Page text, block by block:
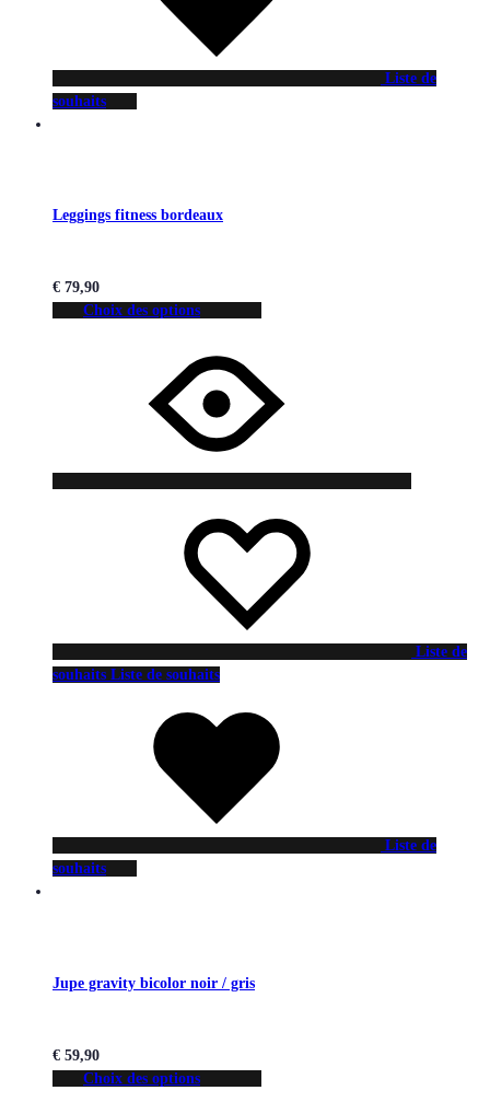
Liste de
souhaits
Leggings fitness bordeaux
€ 79,90
Choix des options
Liste de
souhaits Liste de souhaits
Liste de
souhaits
Jupe gravity bicolor noir / gris
€ 59,90
Choix des options